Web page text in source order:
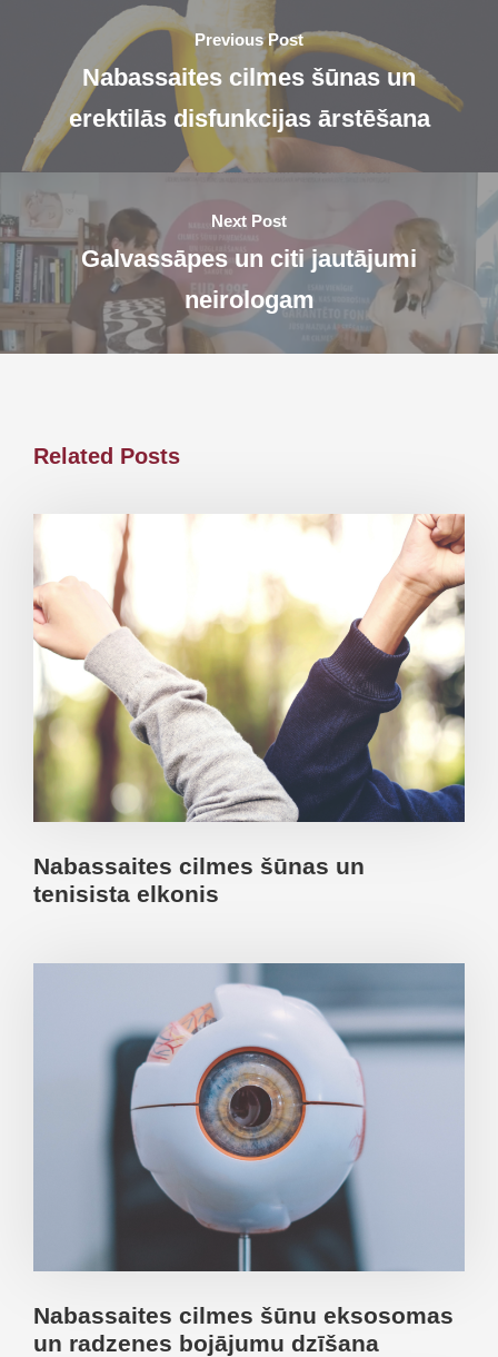
Previous Post
Nabassaites cilmes šūnas un
erektilās disfunkcijas ārstēšana
Next Post
Galvassāpes un citi jautājumi
neirologam
Related Posts
Nabassaites cilmes šūnas un
tenisista elkonis
Nabassaites cilmes šūnu eksosomas
un radzenes bojājumu dzīšana